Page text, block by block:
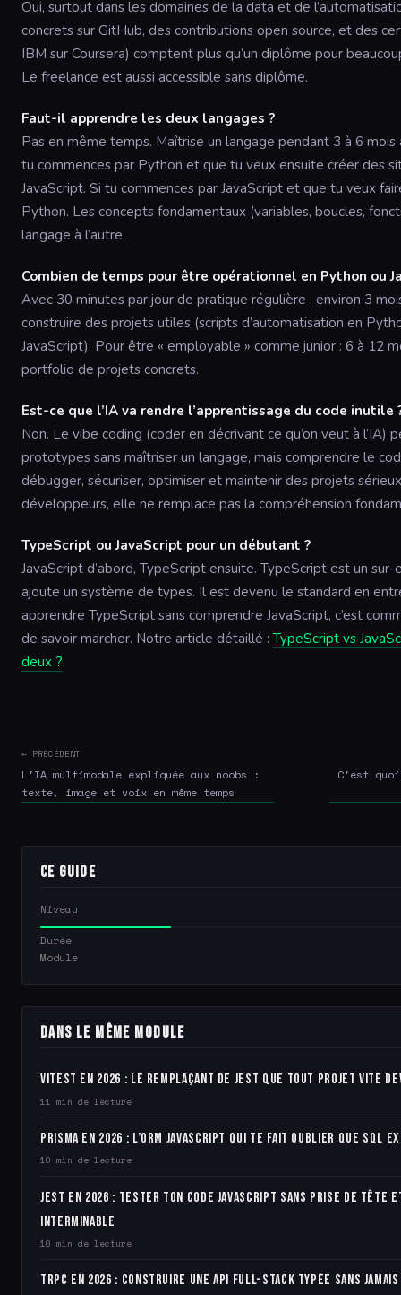
Oui, surtout dans les domaines de la data et de
concrets sur GitHub, des contributions open source, et des
IBM sur Coursera) comptent plus qu’un diplôme pour
Le freelance est aussi accessible sans diplôme.
Faut-il apprendre les deux langages ?
Pas en même temps. Maîtrise un langage pendant 3 à 6 mois
tu commences par Python et que tu veux ensuite créer des
JavaScript. Si tu commences par JavaScript et que tu veux
Python. Les concepts fondamentaux (variables, boucles,
langage à l’autre.
Combien de temps pour être opérationnel en Python ou
Avec 30 minutes par jour de pratique régulière : environ 3
construire des projets utiles (scripts d’automatisation en
JavaScript). Pour être « employable » comme junior : 6 à 12
portfolio de projets concrets.
Est-ce que l’IA va rendre l’apprentissage du code inutile
Non. Le vibe coding (coder en décrivant ce qu’on veut à l’IA)
prototypes sans maîtriser un langage, mais comprendre le
débugger, sécuriser, optimiser et maintenir des projets
développeurs, elle ne remplace pas la compréhension
TypeScript ou JavaScript pour un débutant ?
JavaScript d’abord, TypeScript ensuite. TypeScript est un
ajoute un système de types. Il est devenu le standard en
apprendre TypeScript sans comprendre JavaScript, c’est
de savoir marcher. Notre article détaillé :TypeScript vs
deux ?
← PRÉCÉDENT
L'IA multimodale expliquée aux noobs :
texte, image et voix en même temps
C'est
Ce guide
Niveau
Durée
Module
Dans le même module
Vitest en 2026 : le remplaçant de Jest que tout projet Vite
11 min de lecture
Prisma en 2026 : l’ORM JavaScript qui te fait oublier que SQL
10 min de lecture
Jest en 2026 : tester ton code JavaScript sans prise de tête
interminable
10 min de lecture
tRPC en 2026 : construire une API full-stack typée sans